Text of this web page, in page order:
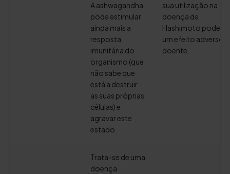
A ashwagandha
pode estimular
ainda mais a
resposta
imunitária do
organismo (que
não sabe que
está a destruir
as suas próprias
células) e
agravar este
estado.
sua utilização na
doença de
Hashimoto pode
um efeito adverso
doente.
Trata-se de uma
doença